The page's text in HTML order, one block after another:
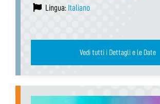
Lingua: Italiano
Vedi tutti i Dettagli e le Date